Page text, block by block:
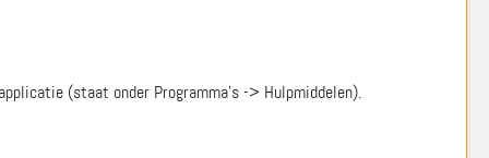
(staat onder Programma’s -> Hulpmiddelen).